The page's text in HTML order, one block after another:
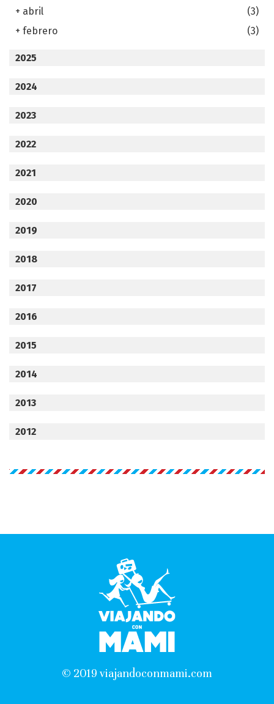
+ abril
(3)
+ febrero (3)
2025
2024
2023
2022
2021
2020
2019
2018
2017
2016
2015
2014
2013
2012
© 2019 viajandoconmami.com